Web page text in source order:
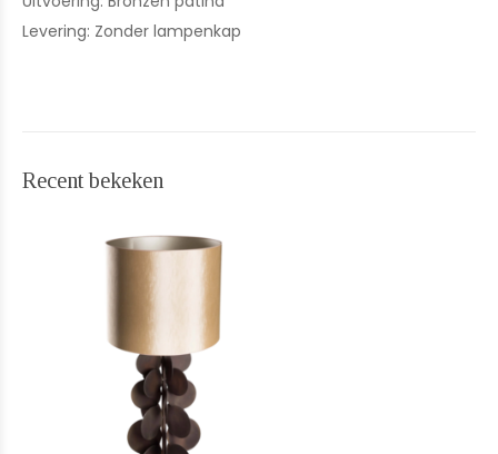
Levering: Zonder lampenkap
Recent bekeken